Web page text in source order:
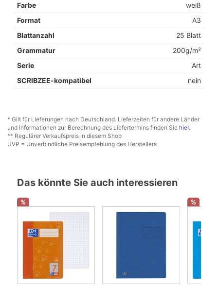
Farbe
weiß
Format
A3
Blattanzahl
25 Blatt
Grammatur
200g/m²
Serie
Art
SCRIBZEE-kompatibel
nein
* Gilt für Lieferungen nach Deutschland. Lieferzeiten für andere Länder
und Informationen zur Berechnung des Liefertermins finden Sie hier.
** Regulärer Verkaufspreis in diesem Shop
UVP = Unverbindliche Preisempfehlung des Herstellers
Das könnte Sie auch interessieren
% %